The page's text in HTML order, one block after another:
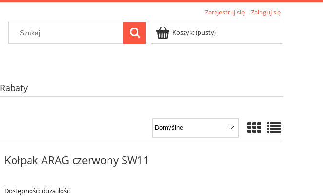
Zarejestruj się Zaloguj się
Koszyk:(pusty)
Rabaty
Kołpak ARAG czerwony SW11
Dostępność:duża ilość